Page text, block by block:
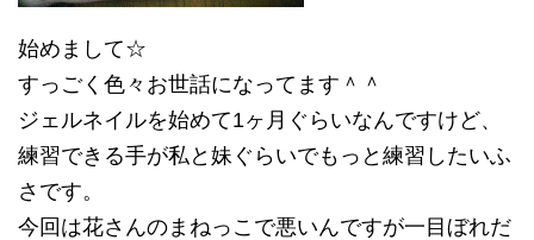
始めまして☆
すっごく色々お世話になってます＾＾
ジェルネイルを始めて1ヶ月ぐらいなんですけど、
練習できる手が私と妹ぐらいでもっと練習したいふ
さです。
今回は花さんのまねっこで悪いんですが一目ぼれだ